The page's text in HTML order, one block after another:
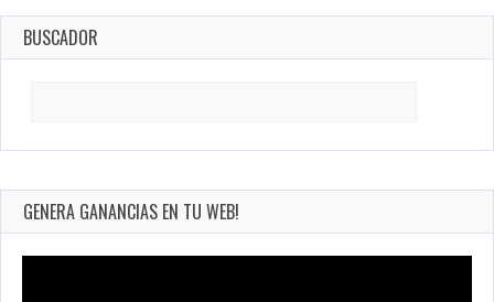
BUSCADOR
GENERA GANANCIAS EN TU WEB!